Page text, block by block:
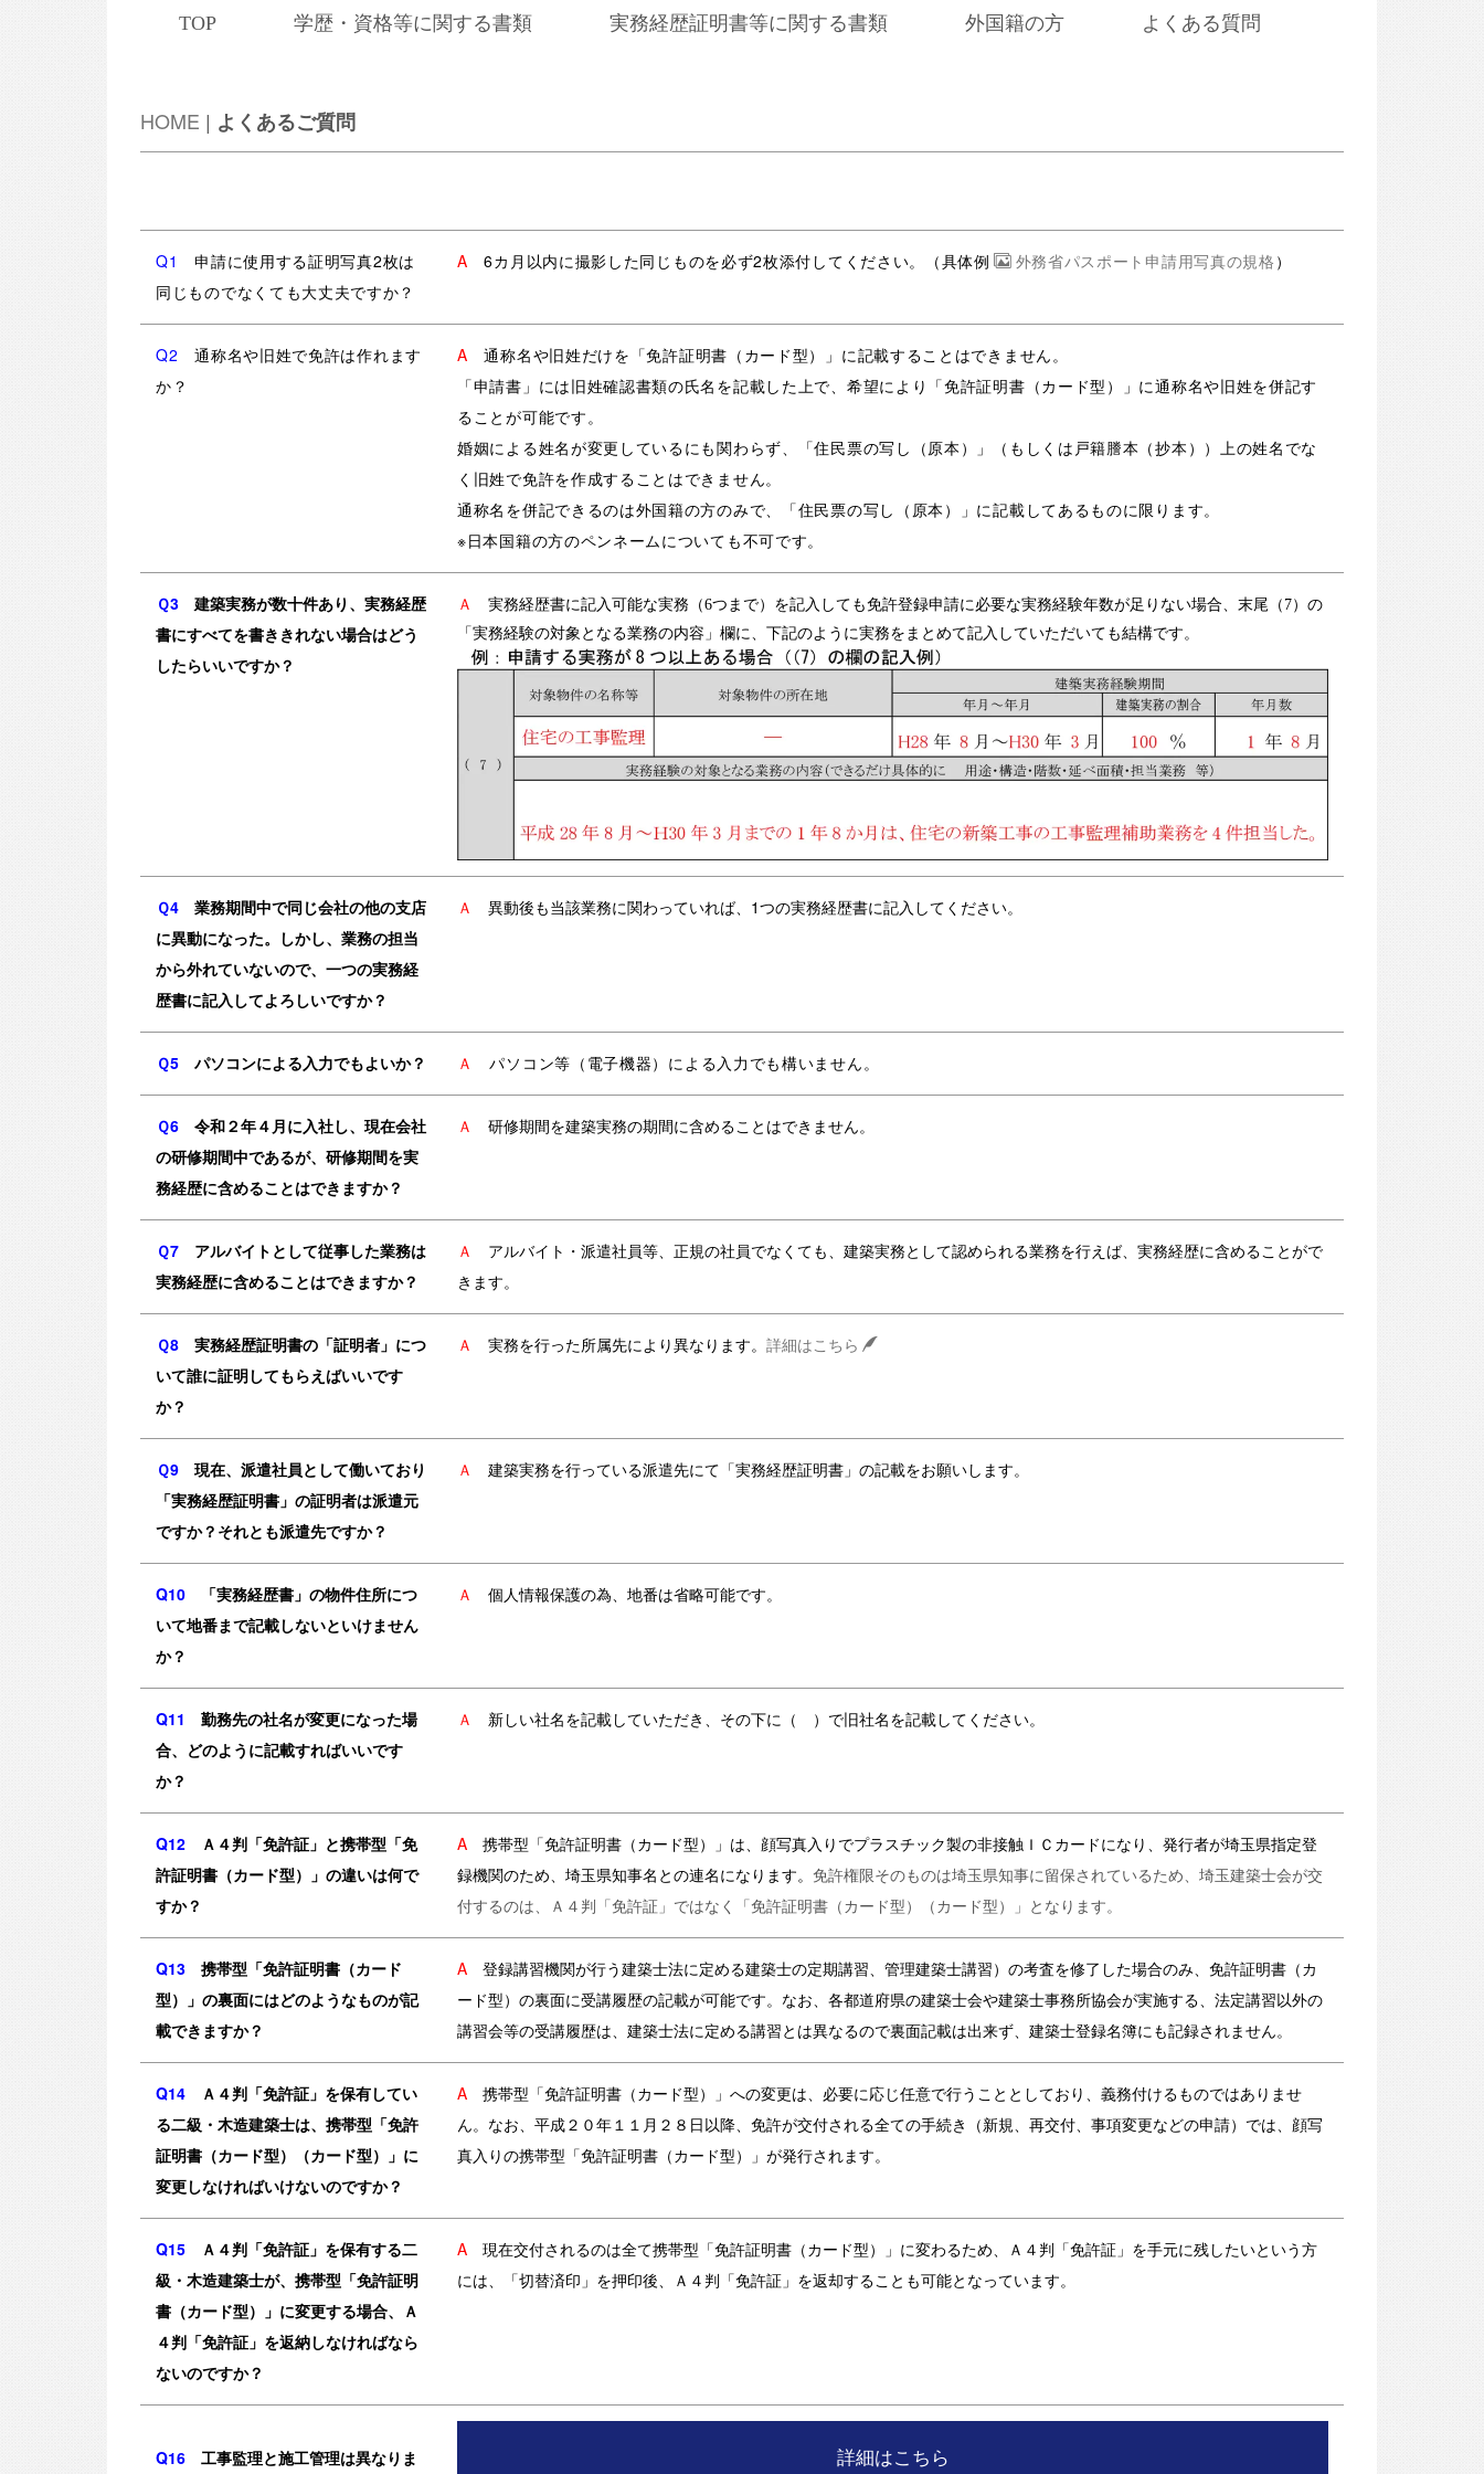
TOP 学歴・資格等に関する書類 実務経歴証明書等に関する書類 外国籍の方 よくある質問
HOME | よくあるご質問
Q1
申請に使用する証明写真2枚は
同じものでなくても大丈夫ですか？
A6カ月以内に撮影した同じものを必ず2枚添付してください。（具体例 外務省パスポート申請用写真の規格 ）
Q2通称名や旧姓で免許は作れます
か？
A
通称名や旧姓だけを「免許証明書（カード型）」に記載することはできません。
「申請書」には旧姓確認書類の氏名を記載した上で、希望により「免許証明書（カード型）」に通称名や旧姓を併記す
ることが可能です。
婚姻による姓名が変更しているにも関わらず、「住民票の写し（原本）」（もしくは戸籍謄本（抄本））上の姓名でな
く旧姓で免許を作成することはできません。
通称名を併記できるのは外国籍の方のみで、「住民票の写し（原本）」に記載してあるものに限ります。
※日本国籍の方のペンネームについても不可です。
Ｑ3
建築実務が数十件あり、実務経歴
書にすべてを書ききれない場合はどう
したらいいですか？
Ａ
実務経歴書に記入可能な実務（6つまで）を記入しても免許登録申請に必要な実務経験年数が足りない場合、末尾（7）の
「実務経験の対象となる業務の内容」欄に、下記のように実務をまとめて記入していただいても結構です。
Ｑ4
業務期間中で同じ会社の他の支店
に異動になった。しかし、業務の担当
から外れていないので、一つの実務経
歴書に記入してよろしいですか？
Ａ 異動後も当該業務に関わっていれば、1つの実務経歴書に記入してください。
Ｑ5 パソコンによる入力でもよいか？ Ａ パソコン等（電子機器）による入力でも構いません。
Ｑ6
令和２年４月に入社し、現在会社
の研修期間中であるが、研修期間を実
務経歴に含めることはできますか？
Ａ 研修期間を建築実務の期間に含めることはできません。
Ｑ7 アルバイトとして従事した業務は
実務経歴に含めることはできますか？
Ａ
アルバイト・派遣社員等、正規の社員でなくても、建築実務として認められる業務を行えば、実務経歴に含めることがで
きます。
Ｑ8 実務経歴証明書の「証明者」につ
いて誰に証明してもらえばいいです
か？
Ａ 実務を行った所属先により異なります。 詳細はこちら
Ｑ9 現在、派遣社員として働いており
「実務経歴証明書」の証明者は派遣元
ですか？それとも派遣先ですか？
Ａ 建築実務を行っている派遣先にて「実務経歴証明書」の記載をお願いします。
Q10 「実務経歴書」の物件住所につ
いて地番まで記載しないといけません
か？
Ａ 個人情報保護の為、地番は省略可能です。
Q11 勤務先の社名が変更になった場
合、どのように記載すればいいです
か？
Ａ 新しい社名を記載していただき、その下に（ ）で旧社名を記載してください。
Q12
Ａ４判「免許証」と携帯型「免
許証明書（カード型）」の違いは何で
すか？
A
携帯型「免許証明書（カード型）」は、顔写真入りでプラスチック製の非接触ＩＣカードになり、発行者が埼玉県指定登
録機関のため、埼玉県知事名との連名になります。 免許権限そのものは埼玉県知事に留保されているため、埼玉建築士会が交
付するのは、Ａ４判「免許証」ではなく「免許証明書（カード型）（カード型）」となります。
Q13
携帯型「免許証明書（カード
型）」の裏面にはどのようなものが記
載できますか？
A
登録講習機関が行う建築士法に定める建築士の定期講習、管理建築士講習）の考査を修了した場合のみ、免許証明書（カ
ード型）の裏面に受講履歴の記載が可能です。なお、各都道府県の建築士会や建築士事務所協会が実施する、法定講習以外の
講習会等の受講履歴は、建築士法に定める講習とは異なるので裏面記載は出来ず、建築士登録名簿にも記録されません。
Q14
Ａ４判「免許証」を保有してい
る二級・木造建築士は、携帯型「免許
証明書（カード型）（カード型）」に
変更しなければいけないのですか？
A
携帯型「免許証明書（カード型）」への変更は、必要に応じ任意で行うこととしており、義務付けるものではありませ
ん。 なお、平成２０年１１月２８日以降、免許が交付される全ての手続き（新規、再交付、事項変更などの申請）では、顔写
真入りの携帯型「免許証明書（カード型）」が発行されます。
Q15
Ａ４判「免許証」を保有する二
級・木造建築士が、携帯型「免許証明
書（カード型）」に変更する場合、Ａ
４判「免許証」を返納しなければなら
ないのですか？
A
現在交付されるのは全て携帯型「免許証明書（カード型）」に変わるため、Ａ４判「免許証」を手元に残したいという方
には、「切替済印」を押印後、Ａ４判「免許証」を返却することも可能となっています。
Q16 工事監理と施工管理は異なりま 詳細はこちら